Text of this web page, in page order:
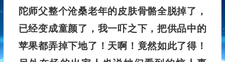
陀师父整个沧桑老年的皮肤骨骼全脱掉了，
已经变成童颜了，我一吓之下，把供品中的
苹果都弄掉下地了！天啊！竟然如此了得！